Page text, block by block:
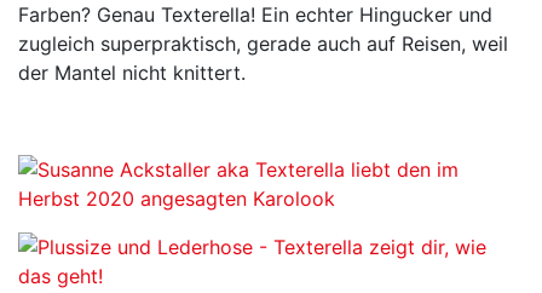
Farben? Genau Texterella! Ein echter Hingucker und
zugleich superpraktisch, gerade auch auf Reisen, weil
der Mantel nicht knittert.